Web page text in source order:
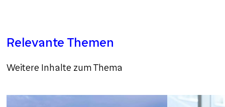
Relevante Themen
Weitere Inhalte zum Thema